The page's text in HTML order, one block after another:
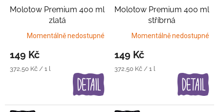
Molotow Premium 400 ml
zlatá
Momentálně nedostupné
149 Kč
Měrná
372,50 Kč / 1 l
Molotow Premium 400 ml
stříbrná
Momentálně nedostupné
149 Kč
Měrná
372,50 Kč / 1 l